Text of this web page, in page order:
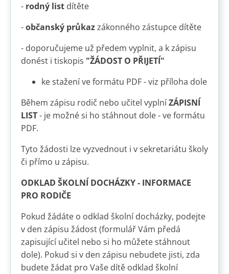
- rodný list dítěte
-občanský průkazzákonného zástupce dítěte
- doporučujeme už předem vyplnit, a k zápisu
donést i tiskopis "ŽÁDOST O PŘIJETÍ"
ke stažení ve formátu PDF - viz příloha dole
Během zápisu rodič nebo učitel vyplníZÁPISNÍ
LIST- je možné si ho stáhnout dole - ve formátu
PDF.
Tyto žádosti lze vyzvednout i v sekretariátu školy
či přímo u zápisu.
ODKLAD ŠKOLNÍ DOCHÁZKY - INFORMACE
PRO RODIČE
Pokud žádáte o odklad školní docházky, podejte
v den zápisu žádost (formulář Vám předá
zapisující učitel nebo si ho můžete stáhnout
dole). Pokud si v den zápisu nebudete jisti, zda
budete žádat pro Vaše dítě odklad školní